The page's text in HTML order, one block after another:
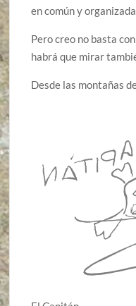
en común y
Pero creo no basta
habrá que mirar
Desde las montañas